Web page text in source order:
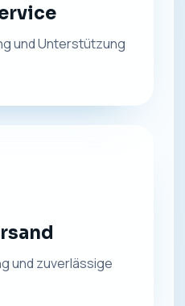
und Unterstützung
und zuverlässige